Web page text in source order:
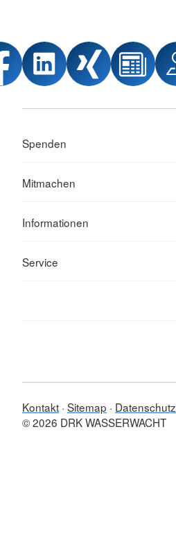
Spenden
Mitmachen
Informationen
Service
Kontakt Sitemap Datenschutz
© 2026 DRK WASSERWACHT